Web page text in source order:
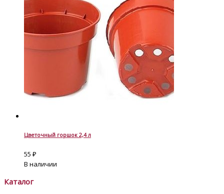
Цветочный горшок 2,4 л
55 ₽
В наличии
Каталог